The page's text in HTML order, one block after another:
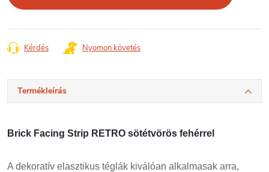
Kérdés Nyomon követés
Termékleírás
Brick Facing Strip RETRO sötétvörös fehérrel
A dekoratív elasztikus téglák kiválóan alkalmasak arra,